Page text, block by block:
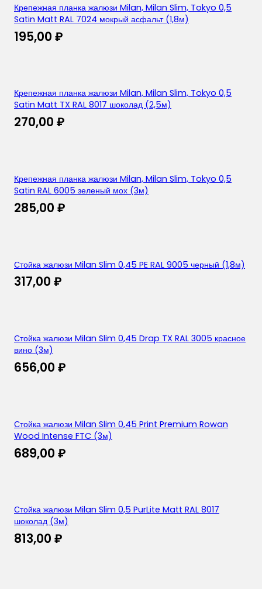
Крепежная планка жалюзи Milan, Milan Slim, Tokyo 0,5
Satin Matt RAL 7024 мокрый асфальт (1,8м)
195,00 ₽
Крепежная планка жалюзи Milan, Milan Slim, Tokyo 0,5
Satin Matt TX RAL 8017 шоколад (2,5м)
270,00 ₽
Крепежная планка жалюзи Milan, Milan Slim, Tokyo 0,5
Satin RAL 6005 зеленый мох (3м)
285,00 ₽
Стойка жалюзи Milan Slim 0,45 PE RAL 9005 черный (1,8м)
317,00 ₽
Стойка жалюзи Milan Slim 0,45 Drap TX RAL 3005 красное
вино (3м)
656,00 ₽
Стойка жалюзи Milan Slim 0,45 Print Premium Rowan
Wood Intense FTC (3м)
689,00 ₽
Стойка жалюзи Milan Slim 0,5 PurLite Matt RAL 8017
шоколад (3м)
813,00 ₽